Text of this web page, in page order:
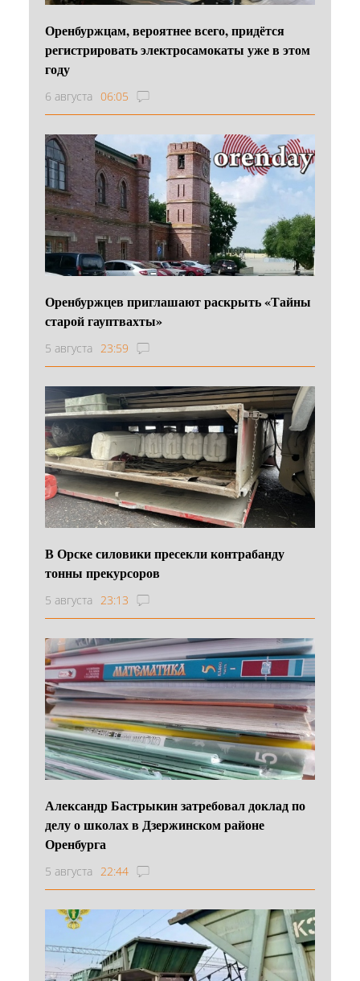
Оренбуржцам, вероятнее всего, придётся
регистрировать электросамокаты уже в этом
году
6 августа 06:05
Оренбуржцев приглашают раскрыть «Тайны
старой гауптвахты»
5 августа 23:59
В Орске силовики пресекли контрабанду
тонны прекурсоров
5 августа 23:13
Александр Бастрыкин затребовал доклад по
делу о школах в Дзержинском районе
Оренбурга
5 августа 22:44